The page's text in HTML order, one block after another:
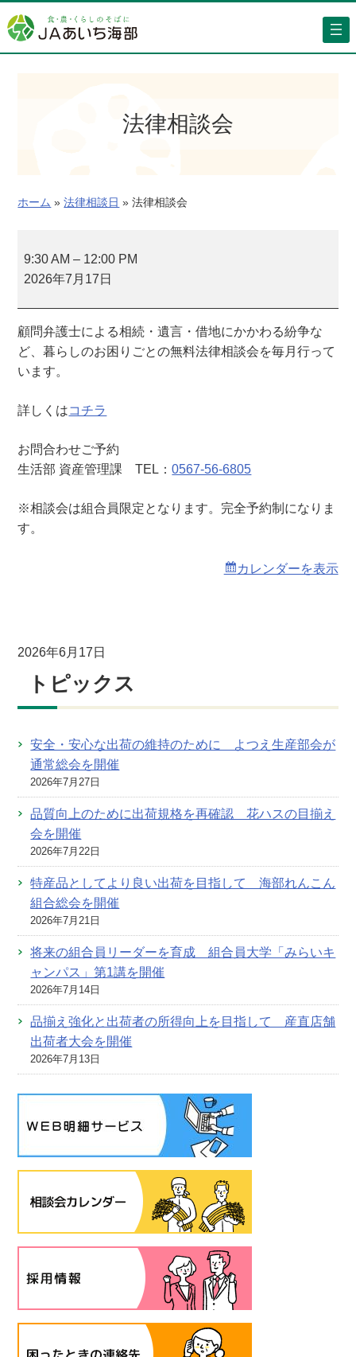
容
を
法律相談会
ホーム » 法律相談日 » 法律相談会
律
相
9:30 AM – 12:00 PM
2026年7月17日
顧問弁護士による相続・遺言・借地にかかわる紛争な
ど、暮らしのお困りごとの無料法律相談会を毎月行って
います。
詳しくはコチラ
お問合わせご予約
生活部 資産管理課 TEL：0567-56-6805
※相談会は組合員限定となります。完全予約制になりま
す。
カレンダーを表示
2026年6月17日
トピックス
安全・安心な出荷の維持のために よつえ生産部会が
通常総会を開催
2026年7月27日
品質向上のために出荷規格を再確認 花ハスの目揃え
会を開催
2026年7月22日
特産品としてより良い出荷を目指して 海部れんこん
組合総会を開催
2026年7月21日
将来の組合員リーダーを育成 組合員大学「みらいキ
ャンパス」第1講を開催
2026年7月14日
品揃え強化と出荷者の所得向上を目指して 産直店舗
出荷者大会を開催
2026年7月13日